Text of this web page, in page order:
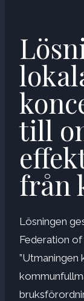
till
från
Lösningen
Federation of